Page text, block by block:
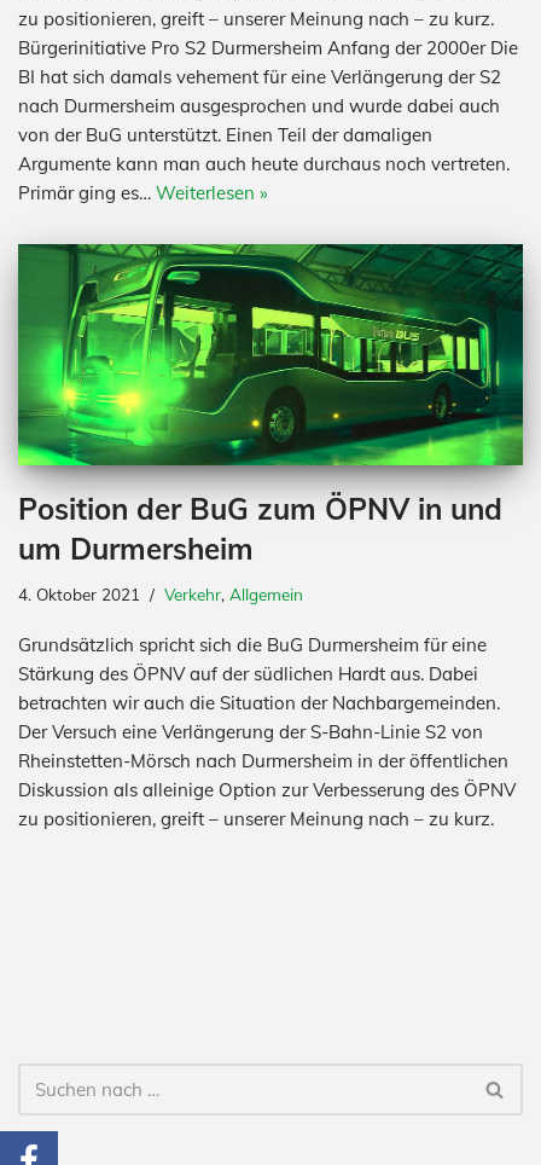
zu positionieren, greift – unserer Meinung nach – zu kurz.
Bürgerinitiative Pro S2 Durmersheim Anfang der 2000er Die
BI hat sich damals vehement für eine Verlängerung der S2
nach Durmersheim ausgesprochen und wurde dabei auch
von der BuG unterstützt. Einen Teil der damaligen
Argumente kann man auch heute durchaus noch vertreten.
Primär ging es… Weiterlesen »
Position der BuG zum ÖPNV in und
um Durmersheim
4. Oktober 2021 Verkehr, Allgemein
Grundsätzlich spricht sich die BuG Durmersheim für eine
Stärkung des ÖPNV auf der südlichen Hardt aus. Dabei
betrachten wir auch die Situation der Nachbargemeinden.
Der Versuch eine Verlängerung der S-Bahn-Linie S2 von
Rheinstetten-Mörsch nach Durmersheim in der öffentlichen
Diskussion als alleinige Option zur Verbesserung des ÖPNV
zu positionieren, greift – unserer Meinung nach – zu kurz.